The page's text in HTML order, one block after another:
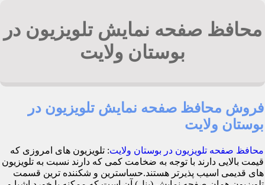
محافظ صفحه نمایش تلویزیون در
بوستان ولایت
فروش محافظ صفحه نمایش تلویزیون در
بوستان ولایت
محافظ صفحه تلویزیون در بوستان ولایت: تلویزیون های امروزی که
قیمت بالایی دارند با توجه به ضخامت کمی که دارند نسبت به تلویزیون
های قدیمی اسیب پذیرتر هستند.حساسترین و شکننده ترین قسمت